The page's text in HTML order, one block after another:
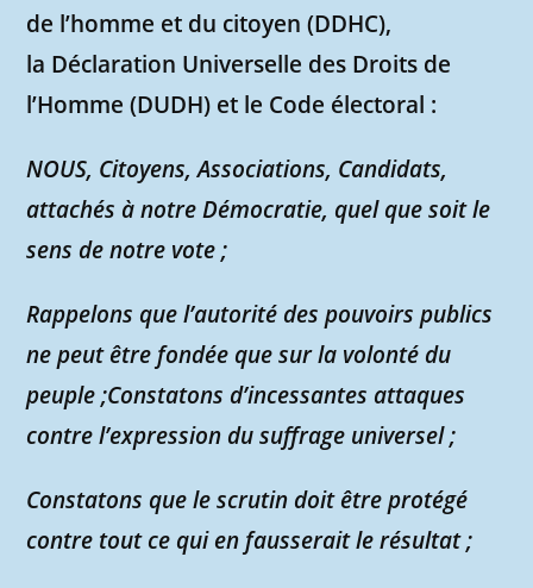
de l’homme et du citoyen (DDHC),
la Déclaration Universelle des Droits de
l’Homme (DUDH) et le Code électoral :
NOUS, Citoyens, Associations, Candidats,
attachés à notre Démocratie, quel que soit le
sens de notre vote ;
Rappelons que l’autorité des pouvoirs publics
ne peut être fondée que sur la volonté du
peuple ;Constatons d’incessantes attaques
contre l’expression du suffrage universel ;
Constatons que le scrutin doit être protégé
contre tout ce qui en fausserait le résultat ;